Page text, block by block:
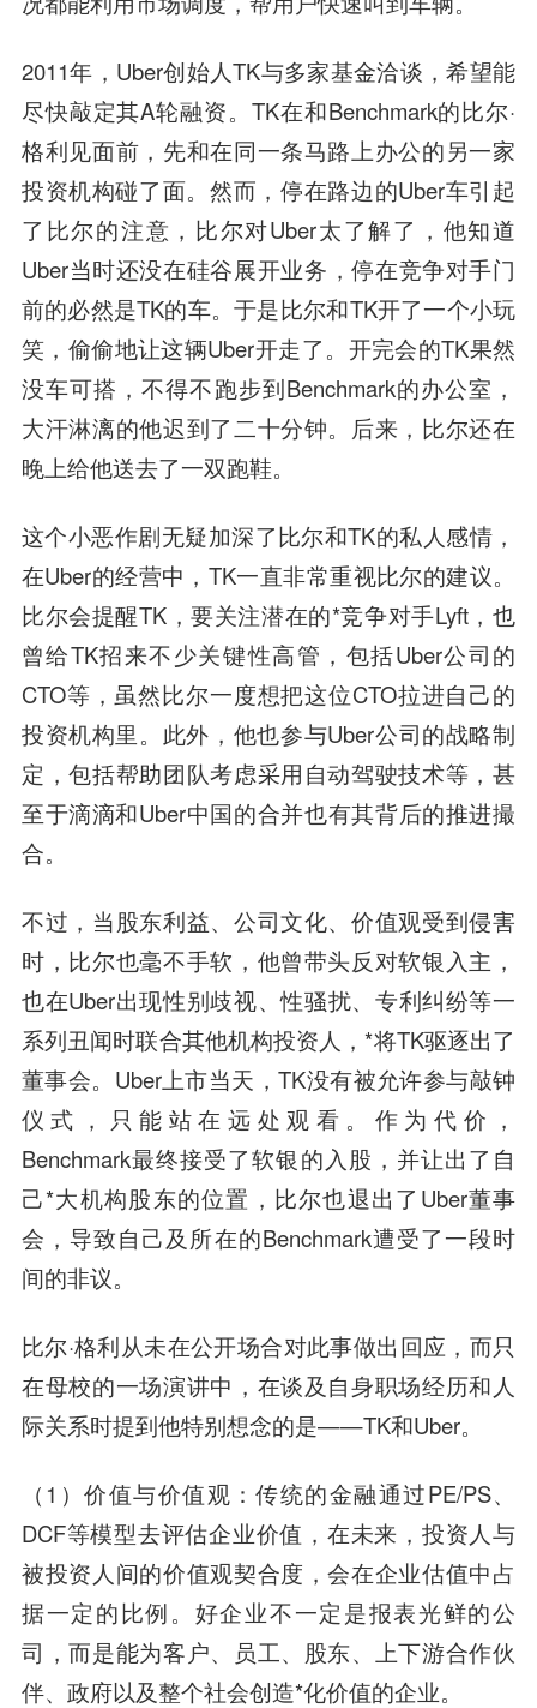
2011年，Uber创始人TK与多家基金洽谈，希望能
尽快敲定其A轮融资。TK在和Benchmark的比尔·
格利见面前，先和在同一条马路上办公的另一家
投资机构碰了面。然而，停在路边的Uber车引起
了比尔的注意，比尔对Uber太了解了，他知道
Uber当时还没在硅谷展开业务，停在竞争对手门
前的必然是TK的车。于是比尔和TK开了一个小玩
笑，偷偷地让这辆Uber开走了。开完会的TK果然
没车可搭，不得不跑步到Benchmark的办公室，
大汗淋漓的他迟到了二十分钟。后来，比尔还在
晚上给他送去了一双跑鞋。
这个小恶作剧无疑加深了比尔和TK的私人感情，
在Uber的经营中，TK一直非常重视比尔的建议。
比尔会提醒TK，要关注潜在的*竞争对手Lyft，也
曾给TK招来不少关键性高管，包括Uber公司的
CTO等，虽然比尔一度想把这位CTO拉进自己的
投资机构里。此外，他也参与Uber公司的战略制
定，包括帮助团队考虑采用自动驾驶技术等，甚
至于滴滴和Uber中国的合并也有其背后的推进撮
合。
不过，当股东利益、公司文化、价值观受到侵害
时，比尔也毫不手软，他曾带头反对软银入主，
也在Uber出现性别歧视、性骚扰、专利纠纷等一
系列丑闻时联合其他机构投资人，*将TK驱逐出了
董事会。Uber上市当天，TK没有被允许参与敲钟
仪式，只能站在远处观看。作为代价，
Benchmark最终接受了软银的入股，并让出了自
己*大机构股东的位置，比尔也退出了Uber董事
会，导致自己及所在的Benchmark遭受了一段时
间的非议。
比尔·格利从未在公开场合对此事做出回应，而只
在母校的一场演讲中，在谈及自身职场经历和人
际关系时提到他特别想念的是——TK和Uber。
（1）价值与价值观：传统的金融通过PE/PS、
DCF等模型去评估企业价值，在未来，投资人与
被投资人间的价值观契合度，会在企业估值中占
据一定的比例。好企业不一定是报表光鲜的公
司，而是能为客户、员工、股东、上下游合作伙
伴、政府以及整个社会创造*化价值的企业。